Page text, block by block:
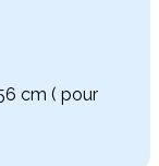
cm ( pour